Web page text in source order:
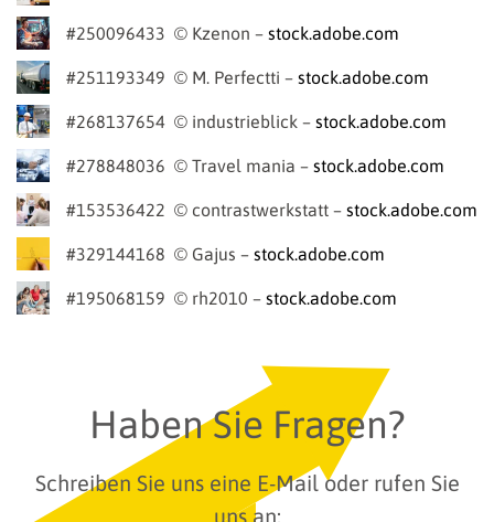
#250096433 © Kzenon – stock.adobe.com
#251193349 © M. Perfectti – stock.adobe.com
#268137654 © industrieblick – stock.adobe.com
#278848036 © Travel mania – stock.adobe.com
#153536422 © contrastwerkstatt – stock.adobe.com
#329144168 © Gajus – stock.adobe.com
#195068159 © rh2010 – stock.adobe.com
Haben Sie Fragen?
Schreiben Sie uns eine E-Mail oder rufen Sie
uns an: